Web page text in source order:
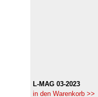
L-MAG 03-2023
in den Warenkorb >>